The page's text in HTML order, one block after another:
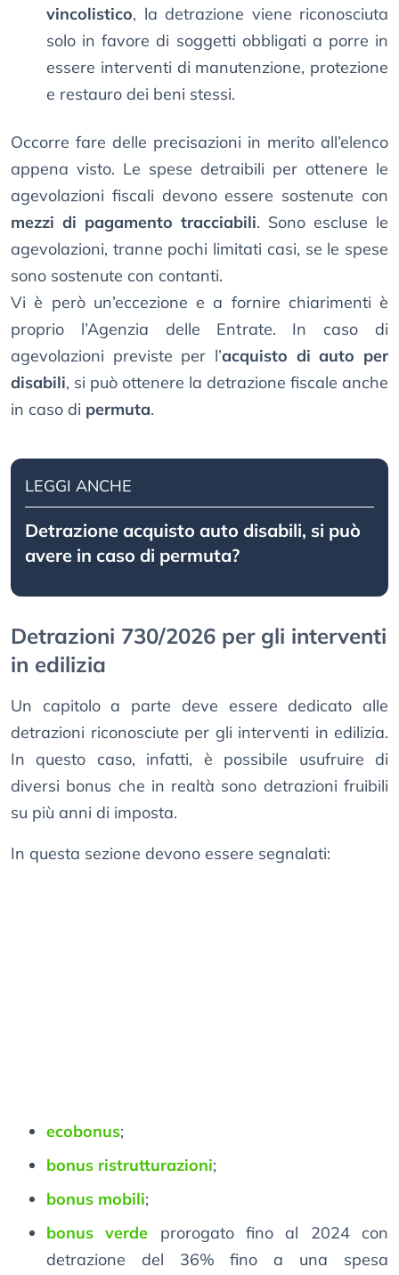
vincolistico, la detrazione viene riconosciuta
solo in favore di soggetti obbligati a porre in
essere interventi di manutenzione, protezione
e restauro dei beni stessi.
Occorre fare delle precisazioni in merito all’elenco
appena visto. Le spese detraibili per ottenere le
agevolazioni fiscali devono essere sostenute con
mezzi di pagamento tracciabili. Sono escluse le
agevolazioni, tranne pochi limitati casi, se le spese
sono sostenute con contanti.
Vi è però un’eccezione e a fornire chiarimenti è
proprio l’Agenzia delle Entrate. In caso di
agevolazioni previste per l’acquisto di auto per
disabili, si può ottenere la detrazione fiscale anche
in caso di permuta.
LEGGI ANCHE
Detrazione acquisto auto disabili, si può
avere in caso di permuta?
Detrazioni 730/2026 per gli interventi
in edilizia
Un capitolo a parte deve essere dedicato alle
detrazioni riconosciute per gli interventi in edilizia.
In questo caso, infatti, è possibile usufruire di
diversi bonus che in realtà sono detrazioni fruibili
su più anni di imposta.
In questa sezione devono essere segnalati:
ecobonus;
bonus ristrutturazioni;
bonus mobili;
bonus verde prorogato fino al 2024 con
detrazione del 36% fino a una spesa